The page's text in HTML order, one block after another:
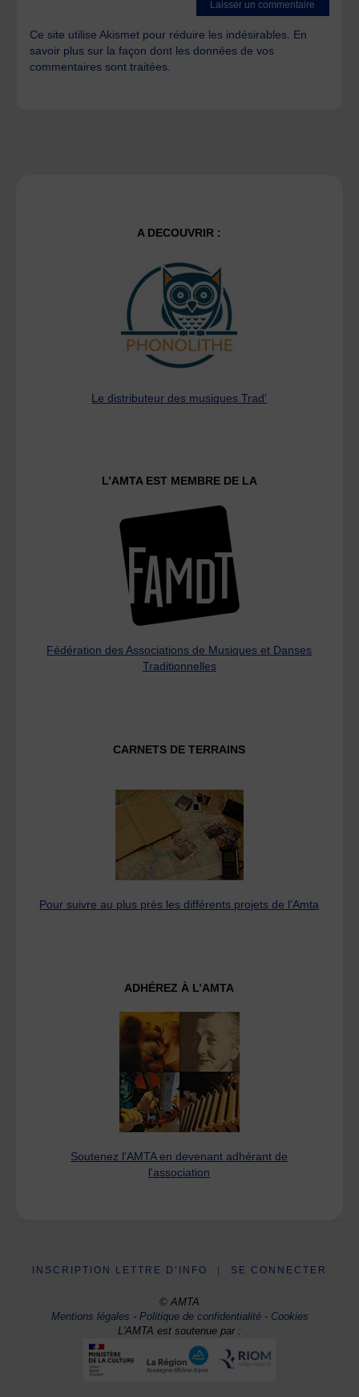
Ce site utilise Akismet pour réduire les indésirables. En
savoir plus sur la façon dont les données de vos
commentaires sont traitées
A DECOUVRIR :
Le distributeur des musiques Trad'
L’AMTA EST MEMBRE DE LA
Fédération des Associations de Musiques et Danses
Traditionnelles
CARNETS DE TERRAINS
Pour suivre au plus près les différents projets de l’Amta
ADHÉREZ À L’AMTA
Soutenez l'AMTA en devenant adhérant de
l'association
INSCRIPTION LETTRE D’INFO SE CONNECTER
© AMTA
Mentions légales -Politique de confidentialité- Cookies
L'AMTA est soutenue par :